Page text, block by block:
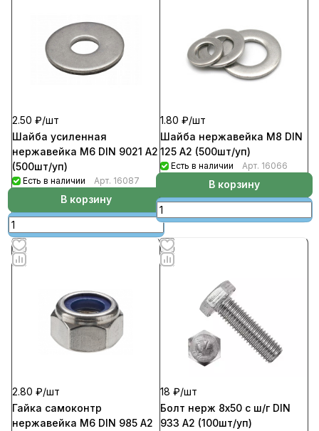
2.50 ₽/шт
Шайба усиленная
нержавейка М6 DIN 9021 А2
(500шт/уп)
Есть в наличии Арт. 16087
В корзину
1.80 ₽/шт
Шайба нержавейка М8 DIN
125 А2 (500шт/уп)
Есть в наличии Арт. 16066
В корзину
2.80 ₽/шт
Гайка самоконтр
нержавейка М6 DIN 985 A2
18 ₽/шт
Болт нерж 8х50 с ш/г DIN
933 А2 (100шт/уп)